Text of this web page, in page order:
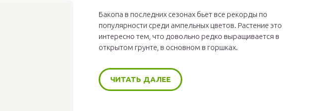
Бакопа в последних сезонах бьет все рекорды по
популярности среди ампельных цветов. Растение это
интересно тем, что довольно редко выращивается в
открытом грунте, в основном в горшках.
ЧИТАТЬ ДАЛЕЕ